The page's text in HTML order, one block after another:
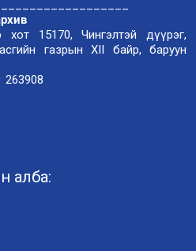
хот 15170, Чингэлтэй дүүрэг,
газрын XII байр, баруун
263908
алба: